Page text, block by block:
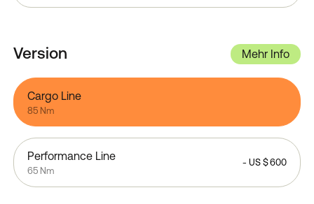
Version Mehr Info
Cargo Line
85 Nm
Performance Line
65 Nm
-US $600